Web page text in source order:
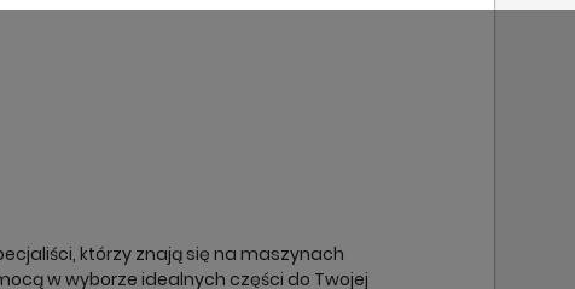
którzy znają się na maszynach
w wyborze idealnych części do Twojej